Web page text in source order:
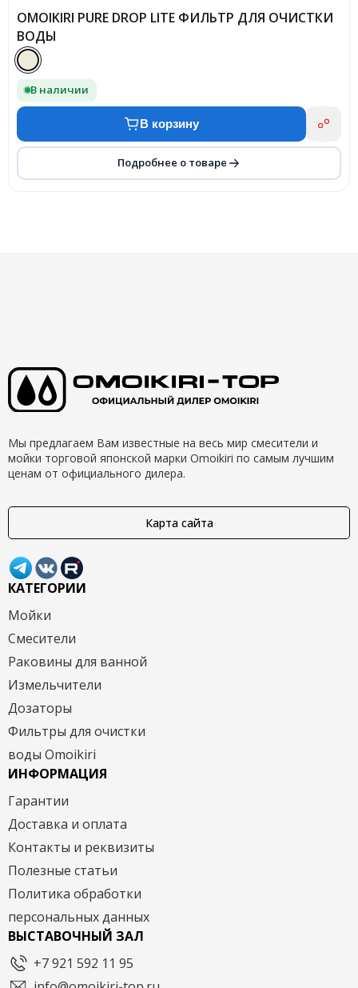
OMOIKIRI PURE DROP LITE ФИЛЬТР ДЛЯ ОЧИСТКИ
ВОДЫ
В наличии
В корзину
Подробнее о товаре
Мы предлагаем Вам известные на весь мир смесители и
мойки торговой японской марки Omoikiri по самым лучшим
ценам от официального дилера.
Карта сайта
КАТЕГОРИИ
Мойки
Смесители
Раковины для ванной
Измельчители
Дозаторы
Фильтры для очистки
воды Omoikiri
ИНФОРМАЦИЯ
Гарантии
Доставка и оплата
Контакты и реквизиты
Полезные статьи
Политика обработки
персональных данных
ВЫСТАВОЧНЫЙ ЗАЛ
+7 921 592 11 95